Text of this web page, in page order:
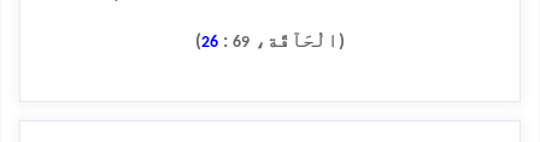
(الْحَآقَّة، 69
:
26
)